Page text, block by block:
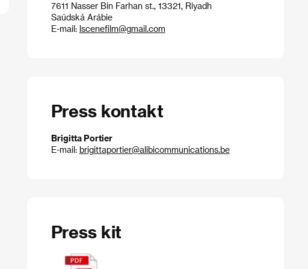
7611 Nasser Bin Farhan st., 13321, Riyadh
Saúdská Arábie
E-mail: lscenefilm@gmail.com
Press kontakt
Brigitta Portier
E-mail: brigittaportier@alibicommunications.be
Press kit